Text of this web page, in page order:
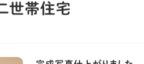
世帯住宅